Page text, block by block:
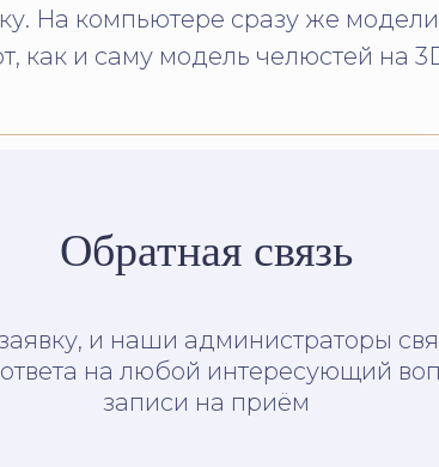
На компьютере сразу же
как и саму модель челюстей на
Обратная связь
и наши администраторы
на любой интересующий
записи на приём